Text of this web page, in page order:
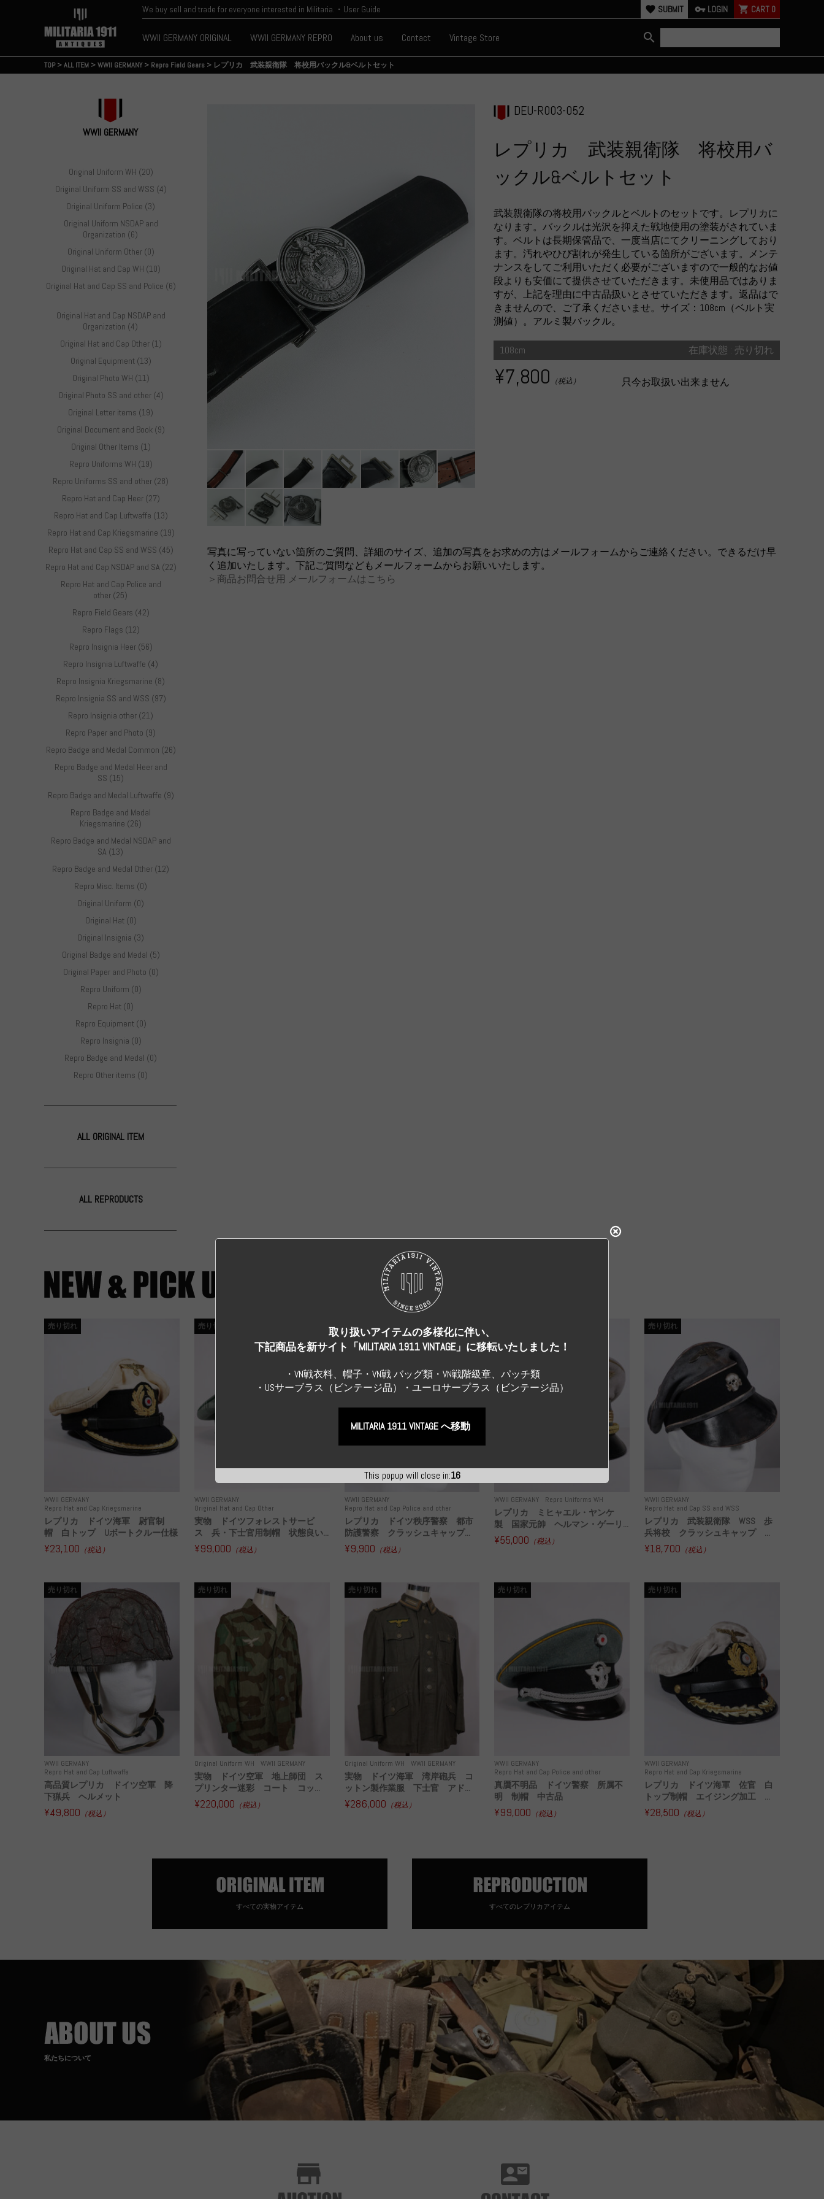
We buy sell and trade for everyone interested in Militaria.・User Guide favorite SUBMIT vpn_key LOGIN shopping_cart CART 0
WWII GERMANY ORIGINAL WWII GERMANY REPRO About us Contact Vintage Store search
TOP>ALL ITEM >WWII GERMANY > Repro Field Gears > レプリカ 武装親衛隊 将校用バックル&ベルトセット
WWII GERMANY
Original Uniform WH (20)
Original Uniform SS and WSS (4)
Original Uniform Police (3)
Original Uniform NSDAP and
Organization (6)
Original Uniform Other (0)
Original Hat and Cap WH (10)
Original Hat and Cap SS and Police (6)
Original Hat and Cap NSDAP and
Organization (4)
Original Hat and Cap Other (1)
Original Equipment (13)
Original Photo WH (11)
Original Photo SS and other (4)
Original Letter items (19)
Original Document and Book (9)
Original Other Items (1)
Repro Uniforms WH (19)
Repro Uniforms SS and other (28)
Repro Hat and Cap Heer (27)
Repro Hat and Cap Luftwaffe (13)
Repro Hat and Cap Kriegsmarine (19)
Repro Hat and Cap SS and WSS (45)
Repro Hat and Cap NSDAP and SA (22)
Repro Hat and Cap Police and
other (25)
Repro Field Gears (42)
Repro Flags (12)
Repro Insignia Heer (56)
Repro Insignia Luftwaffe (4)
Repro Insignia Kriegsmarine (8)
Repro Insignia SS and WSS (97)
Repro Insignia other (21)
Repro Paper and Photo (9)
Repro Badge and Medal Common (26)
Repro Badge and Medal Heer and
SS (15)
Repro Badge and Medal Luftwaffe (9)
Repro Badge and Medal
Kriegsmarine (26)
Repro Badge and Medal NSDAP and
SA (13)
Repro Badge and Medal Other (12)
Repro Misc. Items (0)
Original Uniform (0)
Original Hat (0)
Original Insignia (3)
Original Badge and Medal (5)
Original Paper and Photo (0)
Repro Uniform (0)
Repro Hat (0)
Repro Equipment (0)
Repro Insignia (0)
Repro Badge and Medal (0)
Repro Other items (0)
ALL ORIGINAL ITEM
ALL REPRODUCTS
DEU-R003-052
レプリカ 武装親衛隊 将校用バ
ックル&ベルトセット
武装親衛隊の将校用バックルとベルトのセットです。レプリカに
なります。バックルは光沢を抑えた戦地使用の塗装がされていま
す。ベルトは長期保管品で、一度当店にてクリーニングしており
ます。汚れやひび割れが発生している箇所がございます。メンテ
ナンスをしてご利用いただく必要がございますので一般的なお値
段よりも安価にて提供させていただきます。未使用品ではありま
すが、上記を理由に中古品扱いとさせていただきます。返品はで
きませんので、ご了承くださいませ。サイズ：108cm（ベルト実
測値）。アルミ製バックル。
108cm 在庫状態 : 売り切れ
¥7,800 （税込） 只今お取扱い出来ません
写真に写っていない箇所のご質問、詳細のサイズ、追加の写真をお求めの方はメールフォームからご連絡ください。できるだけ早
く追加いたします。下記ご質問などもメールフォームからお願いいたします。
＞商品お問合せ用 メールフォームはこちら
WWII GERMANY
Repro Hat and Cap Kriegsmarine
売り切れ
レプリカ ドイツ海軍 尉官制
帽 白トップ Uボートクルー仕様
¥23,100 （税込）
WWII GERMANY
Original Hat and Cap Other
売り切れ
実物 ドイツフォレストサービ
ス 兵・下士官用制帽 状態良い...
¥99,000 （税込）
WWII GERMANY
Repro Hat and Cap Police and other
売り切れ
レプリカ ドイツ秩序警察 都市
防護警察 クラッシュキャップ...
¥9,900 （税込）
WWII GERMANY Repro Uniforms WH
レプリカ ミヒャエル・ヤンケ
製 国家元帥 ヘルマン・ゲーリ...
¥55,000 （税込）
WWII GERMANY
Repro Hat and Cap SS and WSS
売り切れ
レプリカ 武装親衛隊 WSS 歩
兵将校 クラッシュキャップ ...
¥18,700 （税込）
WWII GERMANY
Repro Hat and Cap Luftwaffe
売り切れ
高品質レプリカ ドイツ空軍 降
下猟兵 ヘルメット
¥49,800 （税込）
Original Uniform WH WWII GERMANY
売り切れ
実物 ドイツ空軍 地上師団 ス
プリンター迷彩 コート コッ...
¥220,000 （税込）
Original Uniform WH WWII GERMANY
売り切れ
実物 ドイツ海軍 湾岸砲兵 コ
ットン製作業服 下士官 アド...
¥286,000 （税込）
WWII GERMANY
Repro Hat and Cap Police and other
売り切れ
真贋不明品 ドイツ警察 所属不
明 制帽 中古品
¥99,000 （税込）
WWII GERMANY
Repro Hat and Cap Kriegsmarine
売り切れ
レプリカ ドイツ海軍 佐官 白
トップ制帽 エイジング加工 ...
¥28,500 （税込）
すべての実物アイテム すべてのレプリカアイテム
私たちについて
This popup will close in:15
取り扱いアイテムの多様化に伴い、
下記商品を新サイト「MILITARIA 1911 VINTAGE」に移転いたしました！
・VN戦衣料、帽子・VN戦 バッグ類・VN戦階級章、パッチ類
・USサーブラス（ビンテージ品）・ユーロサープラス（ビンテージ品）
MILITARIA 1911 VINTAGE へ移動